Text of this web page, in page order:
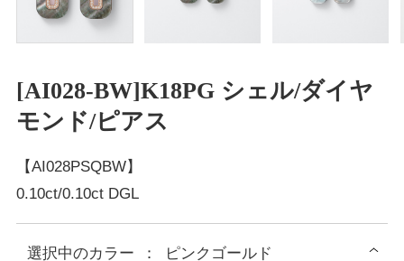
[AI028-BW]K18PG シェル/ダイヤ
モンド/ピアス
【AI028PSQBW】
0.10ct/0.10ct DGL
選択中のカラー ： ピンクゴールド